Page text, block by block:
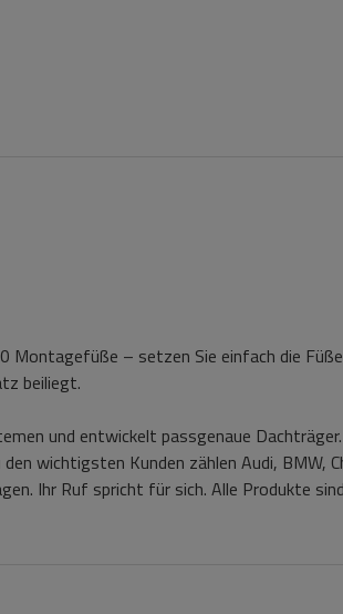
– setzen Sie einfach die
beiliegt.
und entwickelt passgenaue
wichtigsten Kunden zählen Audi, BMW,
Ihr Ruf spricht für sich. Alle Produkte sind